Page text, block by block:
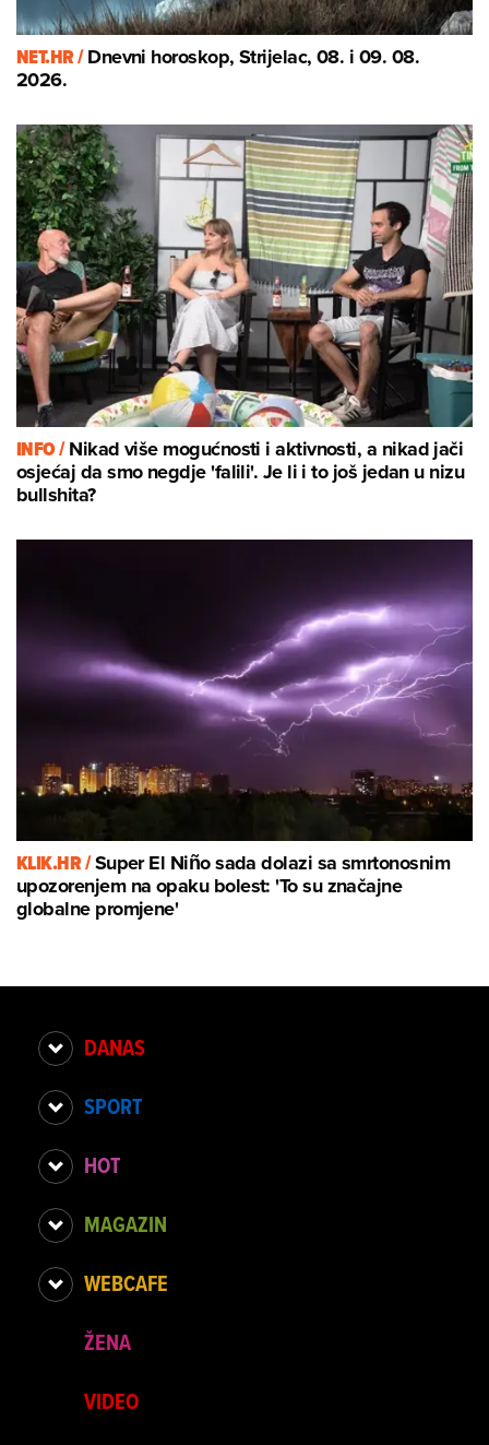
NET.HR /Dnevni horoskop, Strijelac, 08. i 09. 08.
2026.
INFO /Nikad više mogućnosti i aktivnosti, a nikad jači
osjećaj da smo negdje 'falili'. Je li i to još jedan u nizu
bullshita?
KLIK.HR /Super El Niño sada dolazi sa smrtonosnim
upozorenjem na opaku bolest: 'To su značajne
globalne promjene'
DANAS
SPORT
HOT
MAGAZIN
WEBCAFE
ŽENA
VIDEO